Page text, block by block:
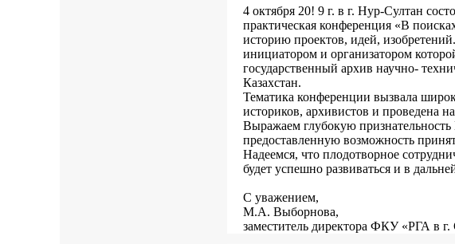
4 октября 20! 9 г. в г. Нур-Султан
практическая конференция «В
историю проектов, идей,
инициатором и организатором
государственный архив научно-
Казахстан.
Тематика конференции вызвала
историков, архивистов и проведена
Выражаем глубокую
предоставленную возможность
Надеемся, что плодотворное
будет успешно развиваться и в
С уважением,
М.А. Выборнова,
заместитель директора ФКУ «РГА в г.